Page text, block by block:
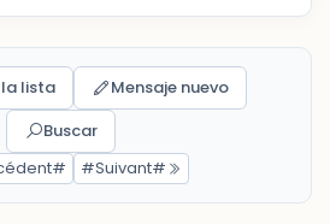
la lista
Mensaje nuevo
Buscar
#Suivant#